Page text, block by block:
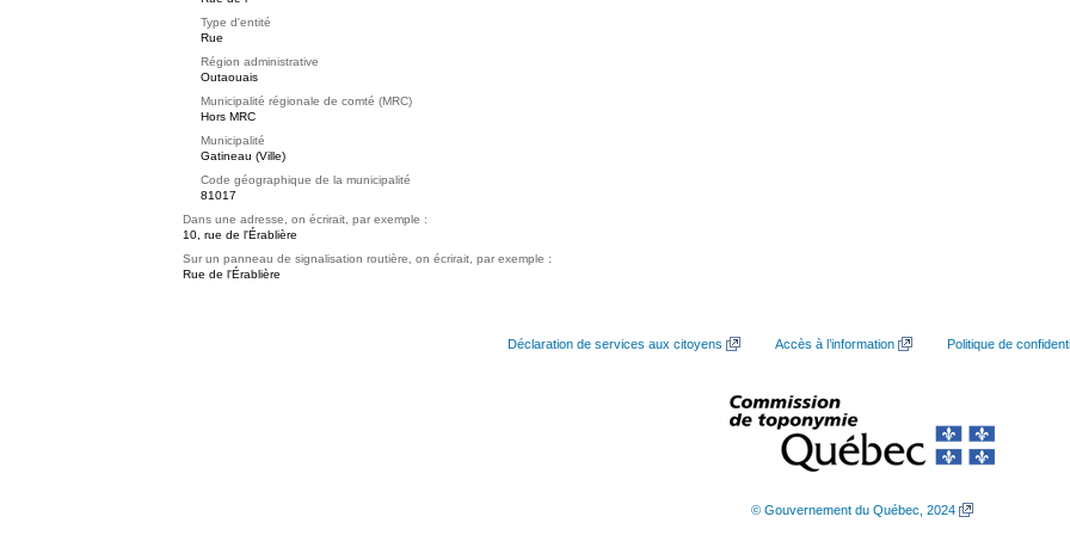
Type d'entité
Rue
Région administrative
Outaouais
Municipalité régionale de comté (MRC)
Hors MRC
Municipalité
Gatineau (Ville)
Code géographique de la municipalité
81017
Dans une adresse, on écrirait, par exemple :
10, rue de l'Érablière
Sur un panneau de signalisation routière, on écrirait, par exemple :
Rue de l'Érablière
Déclaration de services aux citoyens Accès à l’information Politique de
© Gouvernement du Québec, 2024